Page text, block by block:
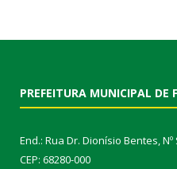
PREFEITURA MUNICIPAL DE
End.: Rua Dr. Dionísio Bentes,
CEP: 68280-000